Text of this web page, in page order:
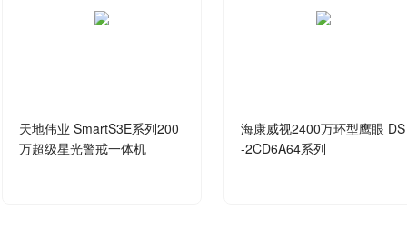
天地伟业 SmartS3E系列200
万超级星光警戒一体机
海康威视2400万环型鹰眼 DS
-2CD6A64系列